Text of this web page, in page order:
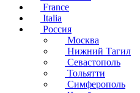
France
Italia
Россия
Москва
Нижний Тагил
Севастополь
Тольятти
Симферополь